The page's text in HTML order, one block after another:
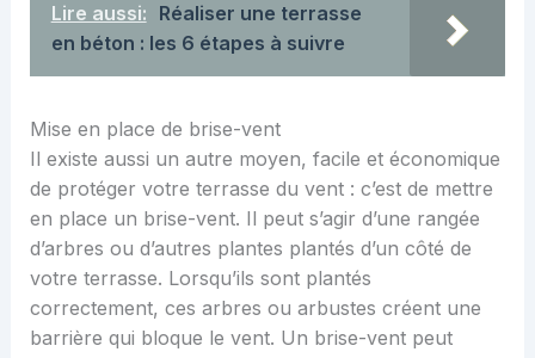
Lire aussi: Réaliser une terrasse
en béton : les 6 étapes à suivre
Mise en place de brise-vent
Il existe aussi un autre moyen, facile et économique
de protéger votre terrasse du vent : c’est de mettre
en place un brise-vent. Il peut s’agir d’une rangée
d’arbres ou d’autres plantes plantés d’un côté de
votre terrasse. Lorsqu’ils sont plantés
correctement, ces arbres ou arbustes créent une
barrière qui bloque le vent. Un brise-vent peut